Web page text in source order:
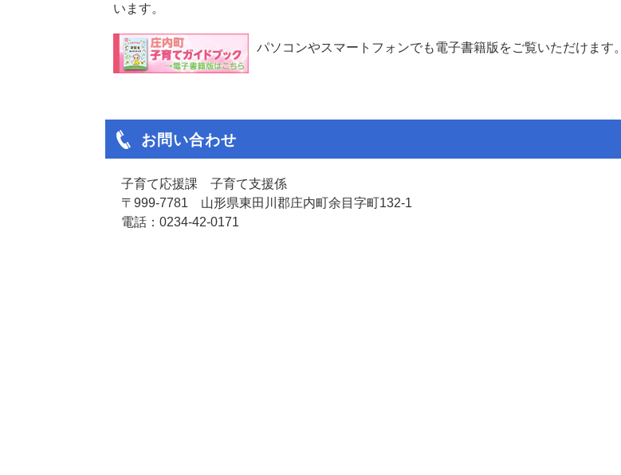
います。
パソコンやスマートフォンでも電子書籍版をご覧いただけます。
お問い合わせ
子育て応援課 子育て支援係
〒999-7781 山形県東田川郡庄内町余目字町132-1
電話：0234-42-0171